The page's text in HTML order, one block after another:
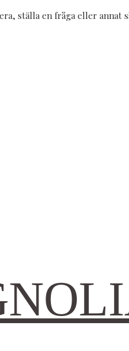
ställa en fråga eller annat